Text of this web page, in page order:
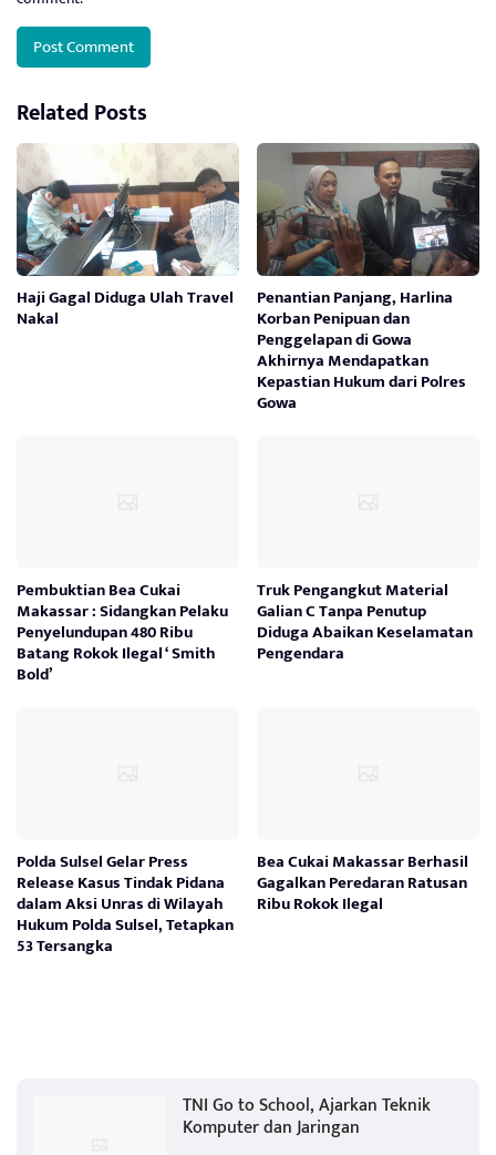
Related Posts
Haji Gagal Diduga Ulah Travel
Nakal
Penantian Panjang, Harlina
Korban Penipuan dan
Penggelapan di Gowa
Akhirnya Mendapatkan
Kepastian Hukum dari Polres
Gowa
Pembuktian Bea Cukai
Makassar : Sidangkan Pelaku
Penyelundupan 480 Ribu
Batang Rokok Ilegal ‘ Smith
Bold’
Truk Pengangkut Material
Galian C Tanpa Penutup
Diduga Abaikan Keselamatan
Pengendara
Polda Sulsel Gelar Press
Release Kasus Tindak Pidana
dalam Aksi Unras di Wilayah
Hukum Polda Sulsel, Tetapkan
53 Tersangka
Bea Cukai Makassar Berhasil
Gagalkan Peredaran Ratusan
Ribu Rokok Ilegal
TNI Go to School, Ajarkan Teknik
Komputer dan Jaringan